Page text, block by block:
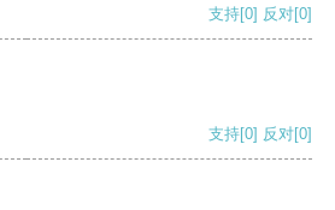
支持[0] 反对[0]
支持[0] 反对[0]